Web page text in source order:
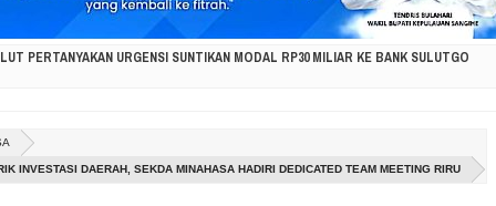
PERTANYAKAN URGENSI SUNTIKAN MODAL RP30 MILIAR KE BANK SULUTGO
UTARA DUKUNG GERAKAN INDONESIA ASRI, WUJUDKAN LINGKUNGAN BERSIH
INVESTASI DAERAH, SEKDA MINAHASA HADIRI DEDICATED TEAM MEETING RIRU